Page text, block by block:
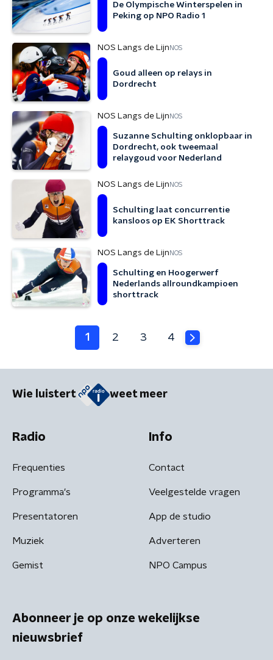
De Olympische Winterspelen in
Peking op NPO Radio 1
NOS Langs de Lijn NOS
Goud alleen op relays in
Dordrecht
NOS Langs de Lijn NOS
Suzanne Schulting onklopbaar in
Dordrecht, ook tweemaal
relaygoud voor Nederland
NOS Langs de Lijn NOS
Schulting laat concurrentie
kansloos op EK Shorttrack
NOS Langs de Lijn NOS
Schulting en Hoogerwerf
Nederlands allroundkampioen
shorttrack
1 2 3 4
Wie luistert weet meer
Radio
Frequenties
Programma's
Presentatoren
Muziek
Gemist
Info
Contact
Veelgestelde vragen
App de studio
Adverteren
NPO Campus
Abonneer je op onze wekelijkse
nieuwsbrief